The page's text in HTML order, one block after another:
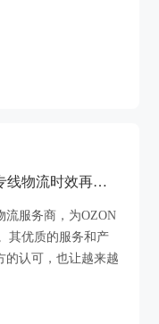
Leader新增两条到门渠道，中俄专线物流时效再次缩短
流服务商，为OZON
其优质的服务和产
的认可，也让越来越